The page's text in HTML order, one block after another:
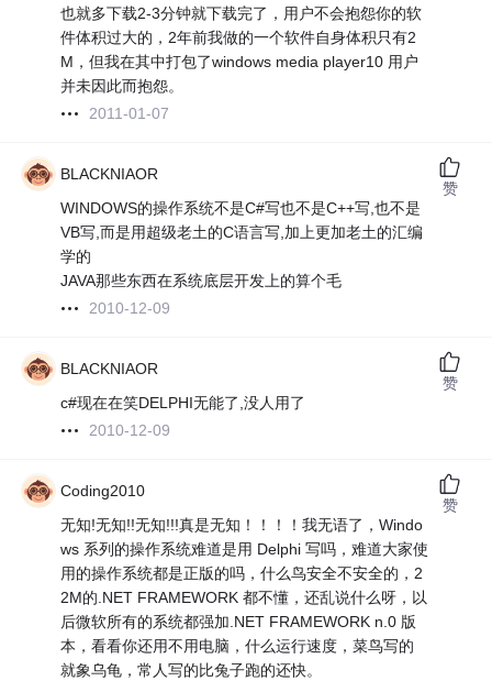
也就多下载2-3分钟就下载完了，用户不会抱怨你的软
件体积过大的，2年前我做的一个软件自身体积只有2
M，但我在其中打包了windows media player10 用户
并未因此而抱怨。
2011-01-07
BLACKNIAOR
WINDOWS的操作系统不是C#写也不是C++写,也不是
VB写,而是用超级老土的C语言写,加上更加老土的汇编
学的
JAVA那些东西在系统底层开发上的算个毛
2010-12-09
赞
BLACKNIAOR
c#现在在笑DELPHI无能了,没人用了
2010-12-09
赞
Coding2010
无知!无知!!无知!!!真是无知！！！！我无语了，Windo
ws 系列的操作系统难道是用 Delphi 写吗，难道大家使
用的操作系统都是正版的吗，什么鸟安全不安全的，2
2M的.NET FRAMEWORK 都不懂，还乱说什么呀，以
后微软所有的系统都强加.NET FRAMEWORK n.0 版
本，看看你还用不用电脑，什么运行速度，菜鸟写的
就象乌龟，常人写的比兔子跑的还快。
赞